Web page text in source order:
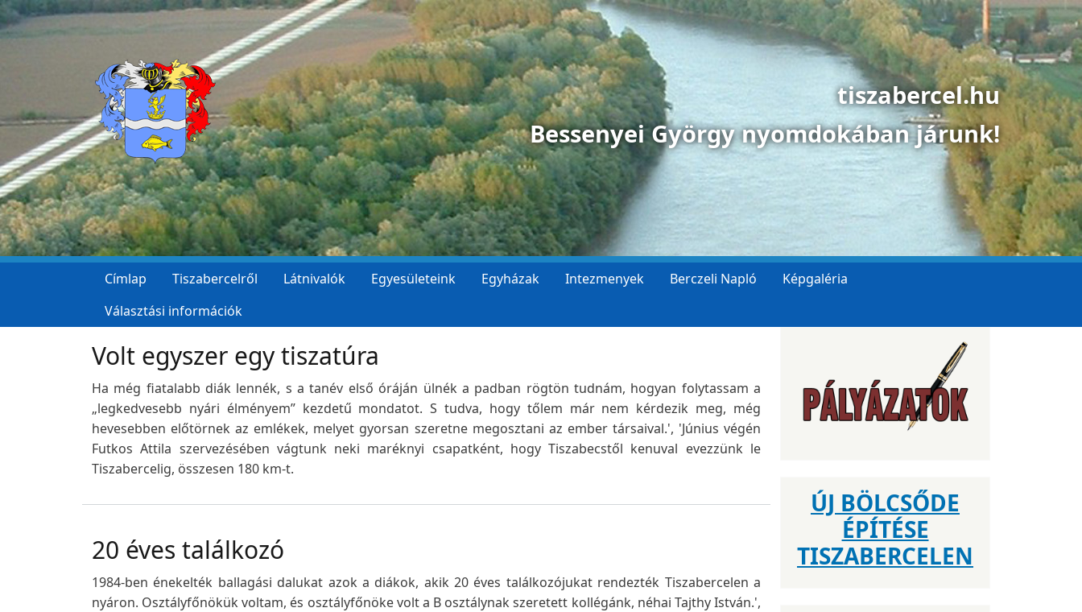
Ugrás a tartalomra
tiszabercel.hu
Bessenyei György nyomdokában járunk!
Címlap Tiszabercelről Látnivalók Egyesületeink Egyházak Intezmenyek Berczeli Napló
Képgaléria
Választási információk
Volt egyszer egy tiszatúra
Ha még fiatalabb diák lennék, s a tanév első óráján ülnék a padban rögtön tudnám, hogyan folytassam a
„legkedvesebb nyári élményem” kezdetű mondatot. S tudva, hogy tőlem már nem kérdezik meg, még
hevesebben előtörnek az emlékek, melyet gyorsan szeretne megosztani az ember társaival.', 'Június végén
Futkos Attila szervezésében vágtunk neki maréknyi csapatként, hogy Tiszabecstől kenuval evezzünk le
Tiszabercelig, összesen 180 km-t.
20 éves találkozó
1984-ben énekelték ballagási dalukat azok a diákok, akik 20 éves találkozójukat rendezték Tiszabercelen a
nyáron. Osztályfőnökük voltam, és osztályfőnöke volt a B osztálynak szeretett kollégánk, néhai Tajthy István.',
ÚJ BÖLCSŐDE
ÉPÍTÉSE
TISZABERCELEN